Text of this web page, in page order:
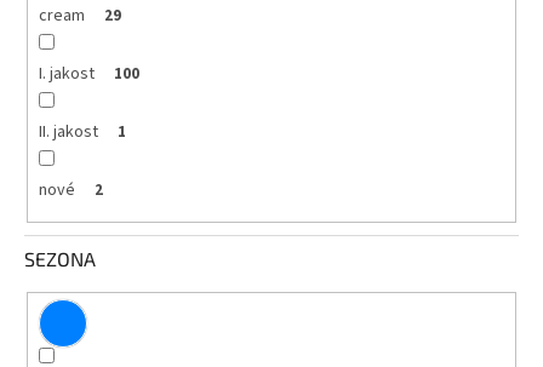
cream 29
I. jakost 100
II. jakost 1
nové 2
SEZONA